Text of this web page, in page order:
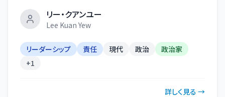
リー・クアンユー
Lee Kuan Yew
リーダーシップ 責任 現代 政治
政治家
+1
詳しく見る →